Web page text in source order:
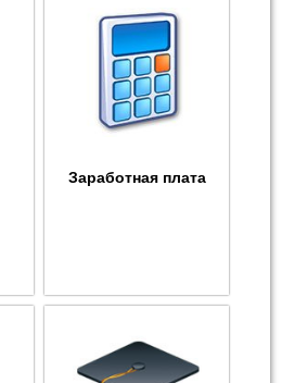
Заработная плата